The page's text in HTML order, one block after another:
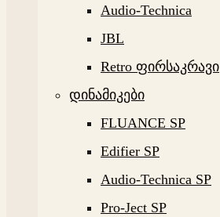
Audio-Technica
JBL
Retro ფირსაკრავი
დინამიკები
FLUANCE SP
Edifier SP
Audio-Technica SP
Pro-Ject SP